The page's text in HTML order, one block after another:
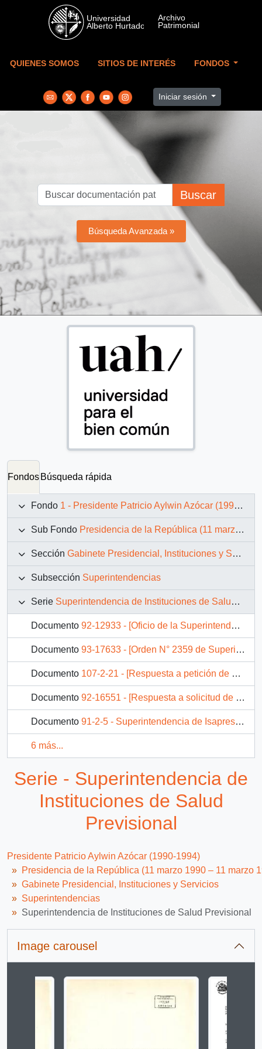
Skip to main content
QUIENES SOMOS SITIOS DE INTERÉS FONDOS
Iniciar sesión
Buscar
Búsqueda Avanzada »
Fondos Búsqueda rápida
Fondo 1 - Presidente Patricio Aylwin Azócar (1990-1994)
Sub Fondo Presidencia de la República (11 marzo 1990 – 11 marzo 1994)
Sección Gabinete Presidencial, Instituciones y Servicios
Subsección Superintendencias
Serie Superintendencia de Instituciones de Salud Previsional
Documento 92-12933 - [Oficio de la Superintendencia de Instituciones de Salud Previsional dirigido al Jefe de Gabinete Previsional]
Documento 93-17633 - [Orden N° 2359 de Superintendencia de Instituciones de Salud Previsional]
Documento 107-2-21 - [Respuesta a petición de audiencia de Héctor Sánchez, Superintendente de Isapres]
Documento 92-16551 - [Respuesta a solicitud de ayuda]
Documento 91-2-5 - Superintendencia de Isapres: evaluación gestión 1992 programa de actividades 1993
6 más...
Serie - Superintendencia de
Instituciones de Salud
Previsional
Presidente Patricio Aylwin Azócar (1990-1994)
Presidencia de la República (11 marzo 1990 – 11 marzo
Gabinete Presidencial, Instituciones y Servicios
Superintendencias
Superintendencia de Instituciones de Salud Previsional
Image carousel
Changing the current slide of this carousel will